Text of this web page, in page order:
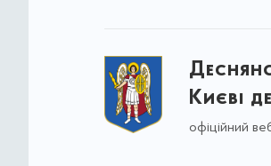
Києві
офіційний